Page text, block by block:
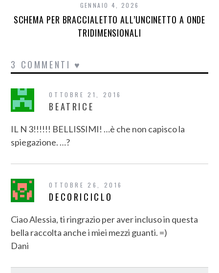
GENNAIO 4, 2026
SCHEMA PER BRACCIALETTO ALL’UNCINETTO A ONDE
TRIDIMENSIONALI
3 COMMENTI ♥
OTTOBRE 21, 2016
BEATRICE
IL N 3!!!!!! BELLISSIMI! …è che non capisco la
spiegazione. …?
OTTOBRE 26, 2016
DECORICICLO
Ciao Alessia, ti ringrazio per aver incluso in questa
bella raccolta anche i miei mezzi guanti. =)
Dani